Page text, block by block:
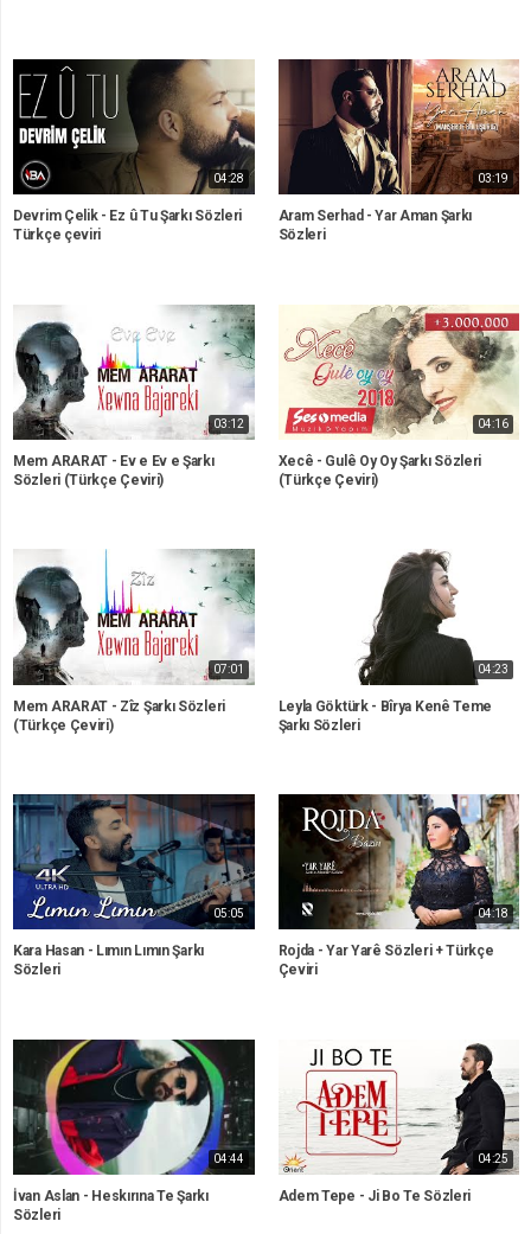
04:28
Devrim Çelik - Ez û Tu Şarkı Sözleri
Türkçe çeviri
03:19
Aram Serhad - Yar Aman Şarkı
Sözleri
03:12
Mem ARARAT - Ev e Ev e Şarkı
Sözleri (Türkçe Çeviri)
04:16
Xecê - Gulê Oy Oy Şarkı Sözleri
(Türkçe Çeviri)
07:01
Mem ARARAT - Zîz Şarkı Sözleri
(Türkçe Çeviri)
04:23
Leyla Göktürk - Bîrya Kenê Teme
Şarkı Sözleri
05:05
Kara Hasan - Lımın Lımın Şarkı
Sözleri
04:18
Rojda - Yar Yarê Sözleri + Türkçe
Çeviri
04:44
İvan Aslan - Heskırına Te Şarkı
Sözleri
04:25
Adem Tepe - Ji Bo Te Sözleri